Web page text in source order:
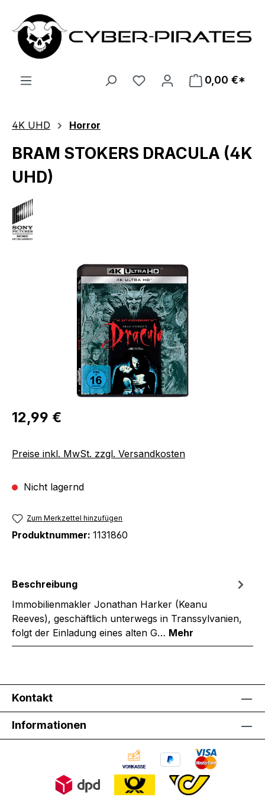
Zum Hauptinhalt springen
0,00 €*
4K UHD Horror
BRAM STOKERS DRACULA (4K
UHD)
Bildergalerie überspringen
Regulärer Preis:
12,99 €
Preise inkl. MwSt. zzgl. Versandkosten
Nicht lagernd
Zum Merkzettel hinzufügen
Produktnummer: 1131860
Beschreibung
Immobilienmakler Jonathan Harker (Keanu
Reeves), geschäftlich unterwegs in Transsylvanien,
folgt der Einladung eines alten G… Mehr
Kontakt
Informationen